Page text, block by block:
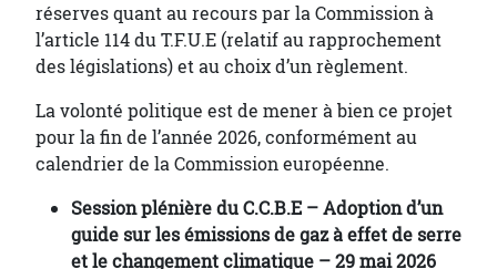
réserves quant au recours par la Commission à
l’article 114 du T.F.U.E (relatif au rapprochement
des législations) et au choix d’un règlement.
La volonté politique est de mener à bien ce projet
pour la fin de l’année 2026, conformément au
calendrier de la Commission européenne.
Session plénière du C.C.B.E – Adoption d’un
guide sur les émissions de gaz à effet de serre
et le changement climatique – 29 mai 2026